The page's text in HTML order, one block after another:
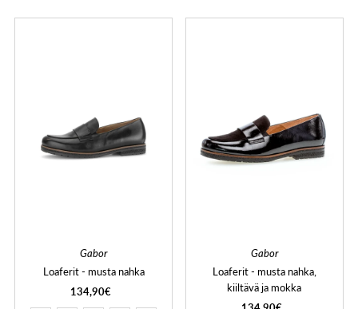
Gabor
Loaferit - musta nahka
134,90€
Gabor
Loaferit - musta nahka,
kiiltävä ja mokka